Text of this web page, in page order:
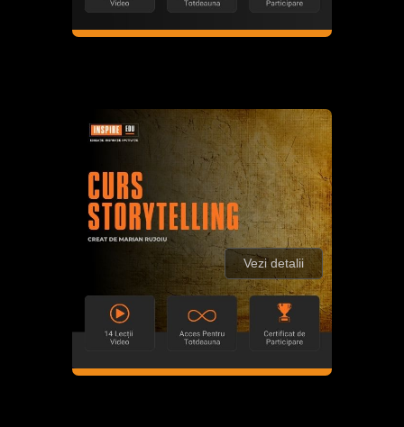
Vezi detalii